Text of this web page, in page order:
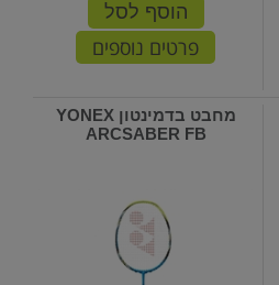
הוסף לסל
פרטים נוספים
מחבט בדמינטון YONEX
ARCSABER FB